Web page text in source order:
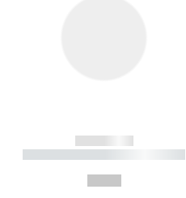
------------
----------- ----------- ----------